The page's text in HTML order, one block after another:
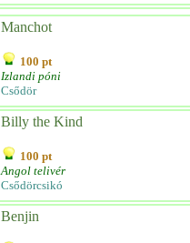
Manchot
100 pt
Izlandi póni
Csődör
Billy the Kind
100 pt
Angol telivér
Csődörcsikó
Benjin